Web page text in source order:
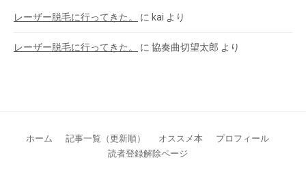
レーザー脱毛に行ってきた。 に kai より
レーザー脱毛に行ってきた。 に 協奏曲切望太郎 より
ホーム 記事一覧（更新順） オススメ本
プロフィール
読者登録解除ページ